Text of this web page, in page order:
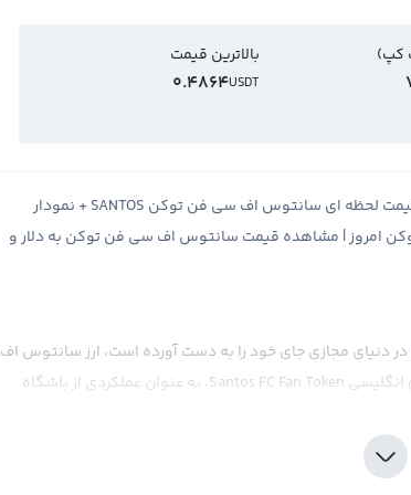
کپ) بالاترین قیمت
USDT
0.4864
قیمت سانتوس اف سی فن توکن Santos FC Fan Token + قیمت لحظه ای سانتوس اف سی فن توکن SANTOS + نمودار
| مشاهده قیمت سانتوس اف سی فن توکن به دلار و
در دنیای مجازی جای خود را به دست آورده است، ارز سانتوس اف
سی فن توکن است. این ارز دیجیتال با سمبل SANTOS و نام انگلیسی Santos FC Fan Token، به عنوان عملکردی از باشگاه
پیشنهادات و رای‌گیری در مورد تصمیمات مهم تیم محبوب خود را